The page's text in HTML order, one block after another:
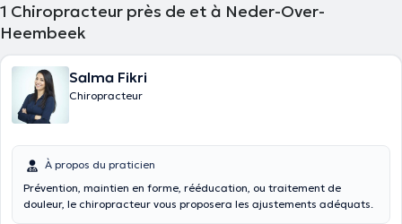
1 Chiropracteur près de et à Neder-Over-
Heembeek
Salma Fikri
Chiropracteur
À propos du praticien
Prévention, maintien en forme, rééducation, ou traitement de
douleur, le chiropracteur vous proposera les ajustements adéquats.